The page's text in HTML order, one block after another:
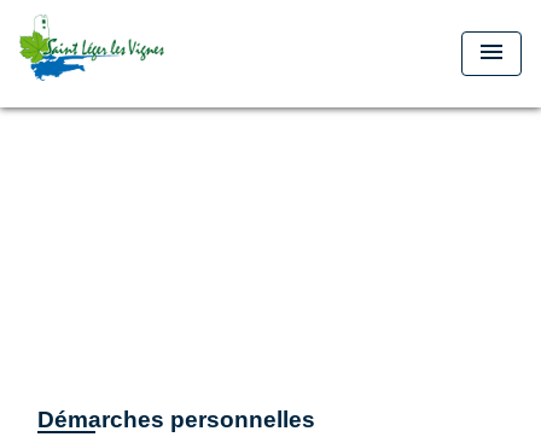
menu
Démarches personnelles